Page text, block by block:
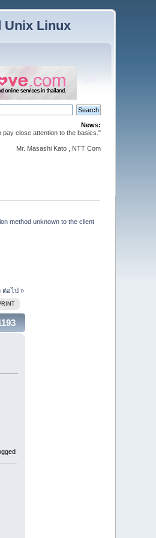
Unix Linux
News:
pay close attention to the basics."
Mr. Masashi Kato , NTT Com
method unknown to the client
ต่อไป »